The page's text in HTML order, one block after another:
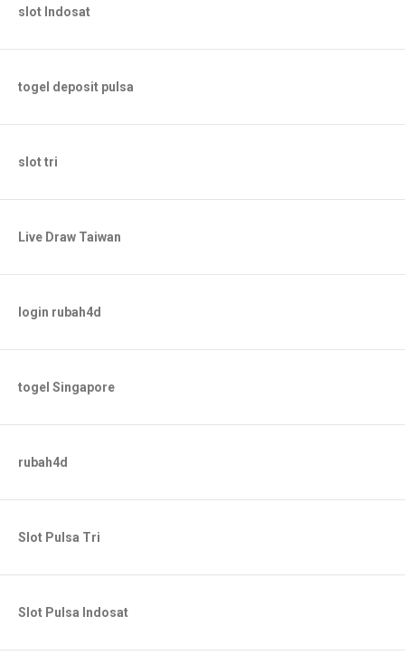
slot Indosat
togel deposit pulsa
slot tri
Live Draw Taiwan
login rubah4d
togel Singapore
rubah4d
Slot Pulsa Tri
Slot Pulsa Indosat